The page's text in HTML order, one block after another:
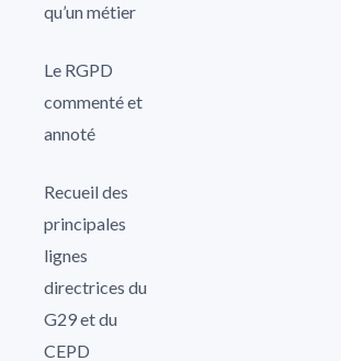
qu’un métier
Le RGPD
commenté et
annoté
Recueil des
principales
lignes
directrices du
G29 et du
CEPD